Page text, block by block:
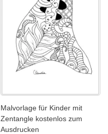
Malvorlage für Kinder mit
Zentangle kostenlos zum
Ausdrucken